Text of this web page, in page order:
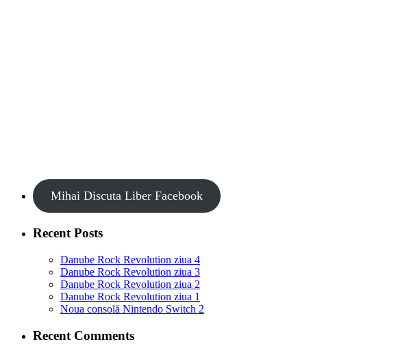
Mihai Discuta Liber Facebook
Recent Posts
Danube Rock Revolution ziua 4
Danube Rock Revolution ziua 3
Danube Rock Revolution ziua 2
Danube Rock Revolution ziua 1
Noua consolă Nintendo Switch 2
Recent Comments